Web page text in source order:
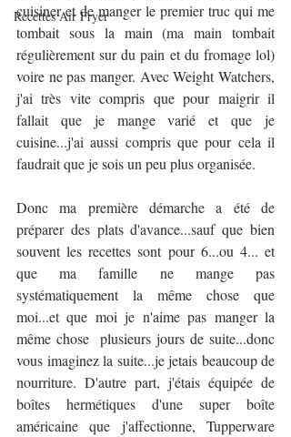
Recettes Air Fryer
cuisiner et de manger le premier truc qui me
tombait sous la main (ma main tombait
régulièrement sur du pain et du fromage lol)
voire ne pas manger. Avec Weight Watchers,
j'ai très vite compris que pour maigrir il
fallait que je mange varié et que je
cuisine...j'ai aussi compris que pour cela il
faudrait que je sois un peu plus organisée.
Donc ma première démarche a été de
préparer des plats d'avance...sauf que bien
souvent les recettes sont pour 6...ou 4... et
que ma famille ne mange pas
systématiquement la même chose que
moi...et que moi je n'aime pas manger la
même chose  plusieurs jours de suite...donc
vous imaginez la suite...je jetais beaucoup de
nourriture. D'autre part, j'étais équipée de
boîtes hermétiques d'une super boîte
américaine que j'affectionne, Tupperware